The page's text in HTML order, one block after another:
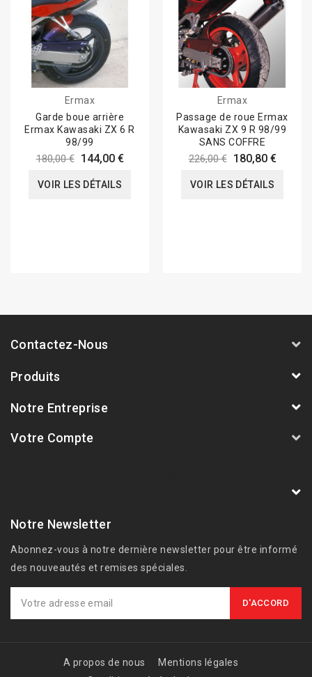
Ermax
Garde boue arrière
Ermax Kawasaki ZX 6 R
98/99
180,00 € 144,00 €
VOIR LES DÉTAILS
Ermax
Passage de roue Ermax
Kawasaki ZX 9 R 98/99
SANS COFFRE
226,00 € 180,80 €
VOIR LES DÉTAILS
Contactez-Nous
Produits
Notre Entreprise
Votre Compte
Notre Newsletter
Abonnez-vous à notre dernière newsletter pour être informé
des nouveautés et remises spéciales.
A propos de nous
Mentions légales